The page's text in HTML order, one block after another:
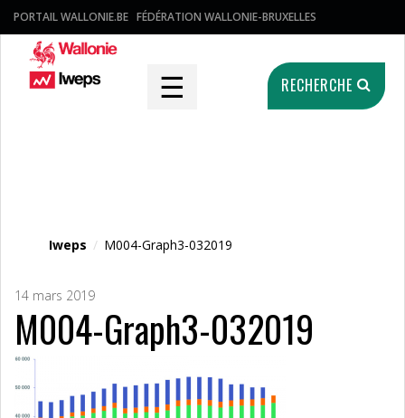
PORTAIL WALLONIE.BE FÉDÉRATION WALLONIE-BRUXELLES
☰ RECHERCHE
Iweps / M004-Graph3-032019
14 mars 2019
M004-Graph3-032019